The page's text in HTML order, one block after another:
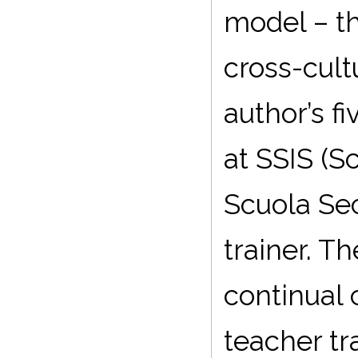
model –
cross-
author’s
at SSIS
Scuola
trainer.
continual
teacher